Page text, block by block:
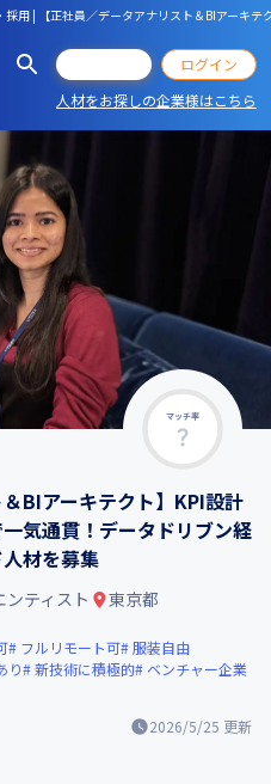
用 | 【正社員／データアナリスト＆BIアーキ
ログイン
人材をお探しの企業様はこちら
マッチ率
BIアーキテクト】KPI設計
気通貫！データドリブン経
材を募集
2026/5/25 更新
ティスト
東京都
フルリモート可 服装自由
り 新技術に積極的
ベンチャー企業